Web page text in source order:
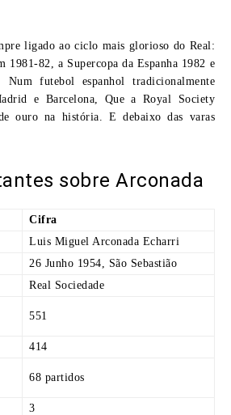
ligado ao ciclo mais glorioso do Real:
1981-82, a Supercopa da Espanha 1982 e
futebol espanhol tradicionalmente
e Barcelona, Que a Royal Society
ouro na história. E debaixo das varas
sobre Arconada
Cifra
Luis Miguel Arconada Echarri
26 Junho 1954, São Sebastião
Real Sociedade
551
414
68 partidos
3